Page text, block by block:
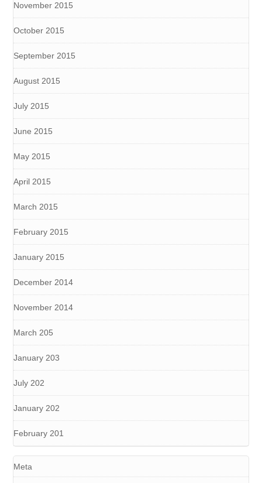
November 2015
October 2015
September 2015
August 2015
July 2015
June 2015
May 2015
April 2015
March 2015
February 2015
January 2015
December 2014
November 2014
March 205
January 203
July 202
January 202
February 201
Meta